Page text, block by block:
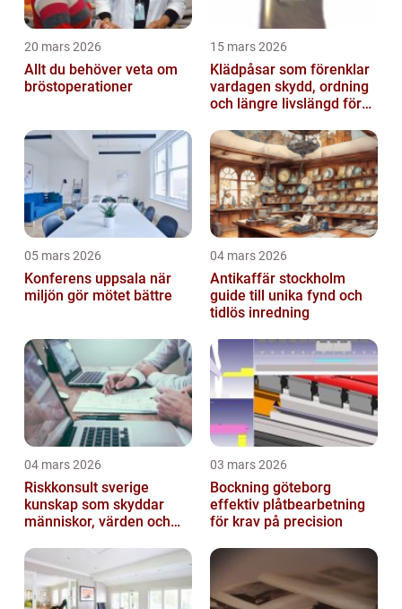
20 mars 2026
Allt du behöver veta om
bröstoperationer
15 mars 2026
Klädpåsar som förenklar
vardagen skydd, ordning
och längre livslängd för
05 mars 2026
Konferens uppsala när
miljön gör mötet bättre
04 mars 2026
Antikaffär stockholm
guide till unika fynd och
tidlös inredning
04 mars 2026
Riskkonsult sverige
kunskap som skyddar
människor, värden och
03 mars 2026
Bockning göteborg
effektiv plåtbearbetning
för krav på precision